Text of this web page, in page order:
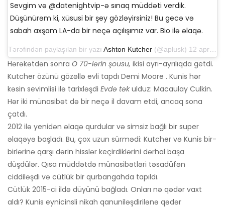
Sevgim və @datenightvip-ə sınaq müddəti verdik.
Düşünürəm ki, xüsusi bir şey gözləyirsiniz! Bu gecə və
sabah axşam LA-da bir neçə açılışımız var. Bio ilə əlaqə.
Tərəfindən paylaşılan bir yazı Ashton Kutcher (@aplusk) 12 aprel 2019-cu il, saat 14: 50-də PDT
Hərəkətdən sonra O 70-lərin şousu, ikisi ayrı-ayrılıqda getdi.
Kutcher özünü gözəllə evli tapdı Demi Moore . Kunis hər
kəsin sevimlisi ilə tarixləşdi Evdə təkulduz: Macaulay Culkin.
Hər iki münasibət də bir neçə il davam etdi, ancaq sona
çatdı.
2012 ilə yenidən əlaqə qurdular və simsiz bağlı bir super
əlaqəyə başladı. Bu, çox uzun sürmədi: Kutcher və Kunis bir-
birlərinə qarşı dərin hisslər keçirdiklərini dərhal başa
düşdülər. Qısa müddətdə münasibətləri təsadüfən
ciddiləşdi və cütlük bir qurbangahda tapıldı.
Cütlük 2015-ci ildə düyünü bağladı. Onları nə qədər vaxt
aldı? Kunis eynicinsli nikah qanuniləşdirilənə qədər